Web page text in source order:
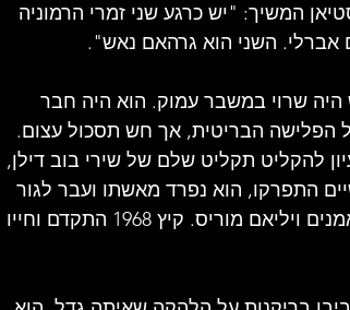
המשיך: "יש כרגע שני זמרי הרמוניה
אברלי. השני הוא גרהאם נאש".
שרוי במשבר עמוק. הוא היה חבר
הפלישה הבריטית, אך חש תסכול עצום.
להקליט תקליט שלם של שירי בוב דילן,
התפרקו, הוא נפרד מאשתו ועבר לגור
עם לארי קורזון, חבר שעבד בסניף הבריטי של סוכנות האמנים ויליאם מוריס. קיץ 1968 התקדם וחייו